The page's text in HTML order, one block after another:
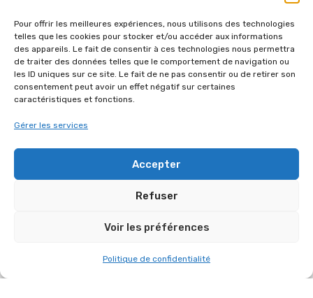
Pour offrir les meilleures expériences, nous utilisons des technologies
telles que les cookies pour stocker et/ou accéder aux informations
des appareils. Le fait de consentir à ces technologies nous permettra
de traiter des données telles que le comportement de navigation ou
les ID uniques sur ce site. Le fait de ne pas consentir ou de retirer son
consentement peut avoir un effet négatif sur certaines
caractéristiques et fonctions.
Gérer les services
Accepter
Refuser
Voir les préférences
Politique de confidentialité
AUTRES RÉFÉRENCES DANS